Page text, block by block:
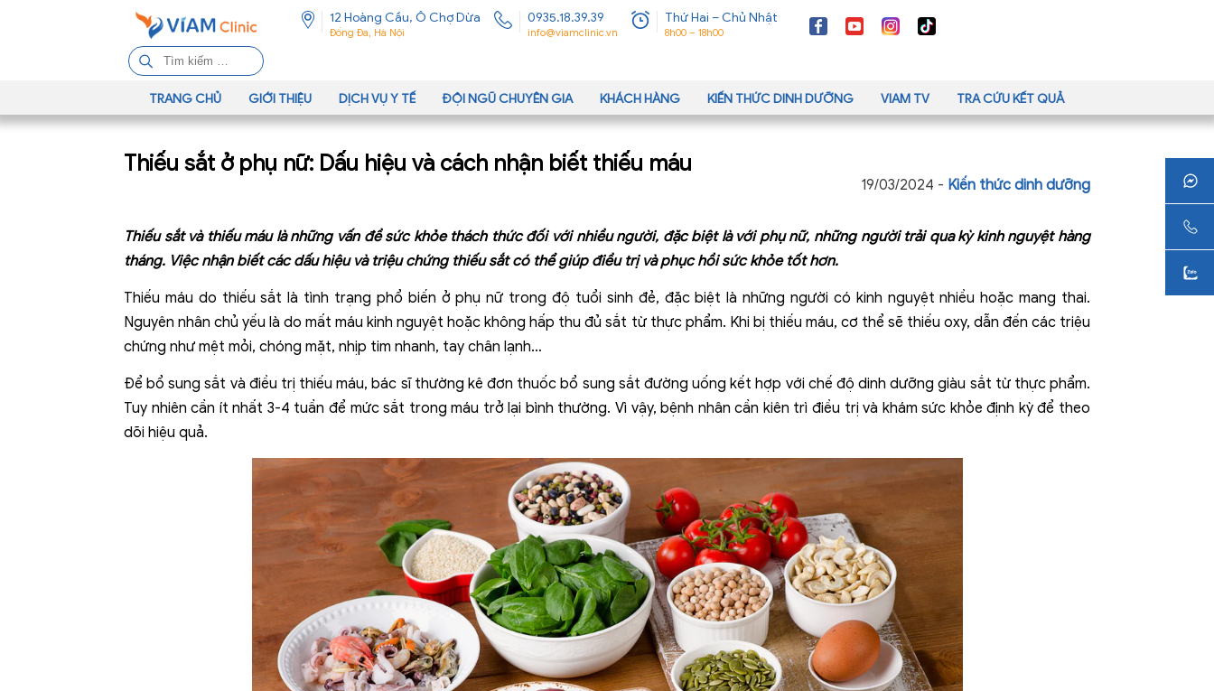
12 Hoàng Cầu, Ô Chợ Dừa
Đống Đa, Hà Nội
0935.18.39.39
info@viamclinic.vn
Thứ Hai – Chủ Nhật
8h00 – 18h00
ì
m
k
ế
o
:
TRANG CHỦ GIỚI THIỆU DỊCH VỤ Y TẾ ĐỘI NGŨ CHUYÊN GIA KHÁCH HÀNG KIẾN THỨC DINH DƯỠNG VIAM TV TRA CỨU KẾT QUẢ
Thiếu sắt ở phụ nữ: Dấu hiệu và cách nhận biết thiếu máu
19/03/2024 - Kiến thức dinh dưỡng
Thiếu sắt và thiếu máu là những vấn đề sức khỏe thách thức đối với nhiều người, đặc biệt là với phụ nữ, những người trải qua kỳ kinh nguyệt hàng
tháng. Việc nhận biết các dấu hiệu và triệu chứng thiếu sắt có thể giúp điều trị và phục hồi sức khỏe tốt hơn.
Thiếu máu do thiếu sắt là tình trạng phổ biến ở phụ nữ trong độ tuổi sinh đẻ, đặc biệt là những người có kinh nguyệt nhiều hoặc mang thai.
Nguyên nhân chủ yếu là do mất máu kinh nguyệt hoặc không hấp thu đủ sắt từ thực phẩm. Khi bị thiếu máu, cơ thể sẽ thiếu oxy, dẫn đến các triệu
chứng như mệt mỏi, chóng mặt, nhịp tim nhanh, tay chân lạnh…
Để bổ sung sắt và điều trị thiếu máu, bác sĩ thường kê đơn thuốc bổ sung sắt đường uống kết hợp với chế độ dinh dưỡng giàu sắt từ thực phẩm.
Tuy nhiên cần ít nhất 3-4 tuần để mức sắt trong máu trở lại bình thường. Vì vậy, bệnh nhân cần kiên trì điều trị và khám sức khỏe định kỳ để theo
dõi hiệu quả.